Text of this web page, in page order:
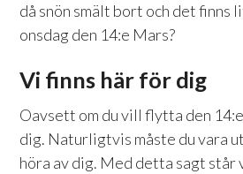
då snön smält bort och det finns
onsdag den 14:e Mars?
Vi finns här för dig
Oavsett om du vill flytta den
dig. Naturligtvis måste du vara
höra av dig. Med detta sagt står